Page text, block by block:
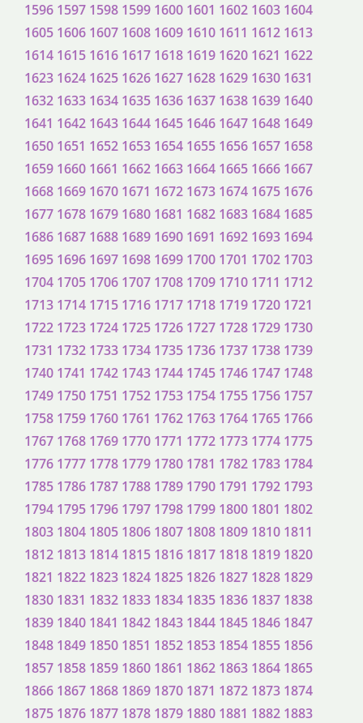
1596 1597 1598 1599 1600 1601 1602 1603 1604
1605 1606 1607 1608 1609 1610 1611 1612 1613
1614 1615 1616 1617 1618 1619 1620 1621 1622
1623 1624 1625 1626 1627 1628 1629 1630 1631
1632 1633 1634 1635 1636 1637 1638 1639 1640
1641 1642 1643 1644 1645 1646 1647 1648 1649
1650 1651 1652 1653 1654 1655 1656 1657 1658
1659 1660 1661 1662 1663 1664 1665 1666 1667
1668 1669 1670 1671 1672 1673 1674 1675 1676
1677 1678 1679 1680 1681 1682 1683 1684 1685
1686 1687 1688 1689 1690 1691 1692 1693 1694
1695 1696 1697 1698 1699 1700 1701 1702 1703
1704 1705 1706 1707 1708 1709 1710 1711 1712
1713 1714 1715 1716 1717 1718 1719 1720 1721
1722 1723 1724 1725 1726 1727 1728 1729 1730
1731 1732 1733 1734 1735 1736 1737 1738 1739
1740 1741 1742 1743 1744 1745 1746 1747 1748
1749 1750 1751 1752 1753 1754 1755 1756 1757
1758 1759 1760 1761 1762 1763 1764 1765 1766
1767 1768 1769 1770 1771 1772 1773 1774 1775
1776 1777 1778 1779 1780 1781 1782 1783 1784
1785 1786 1787 1788 1789 1790 1791 1792 1793
1794 1795 1796 1797 1798 1799 1800 1801 1802
1803 1804 1805 1806 1807 1808 1809 1810 1811
1812 1813 1814 1815 1816 1817 1818 1819 1820
1821 1822 1823 1824 1825 1826 1827 1828 1829
1830 1831 1832 1833 1834 1835 1836 1837 1838
1839 1840 1841 1842 1843 1844 1845 1846 1847
1848 1849 1850 1851 1852 1853 1854 1855 1856
1857 1858 1859 1860 1861 1862 1863 1864 1865
1866 1867 1868 1869 1870 1871 1872 1873 1874
1875 1876 1877 1878 1879 1880 1881 1882 1883